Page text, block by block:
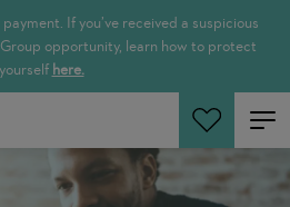
If you’ve received a suspicious
opportunity, learn how to protect
yourself here.
Zoeken